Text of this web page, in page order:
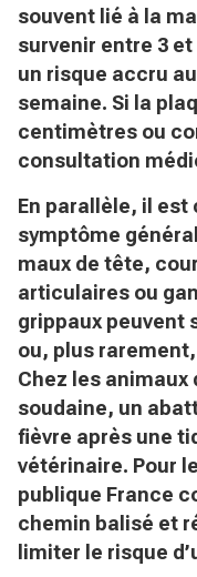
souvent lié à la
survenir entre 3
un risque accru
semaine. Si la
centimètres ou
consultation
En parallèle, il
symptôme
maux de tête,
articulaires ou
grippaux peuvent
ou, plus
Chez les animaux
soudaine, un
fièvre après une
vétérinaire. Pour
publique France
chemin balisé et
limiter le risque